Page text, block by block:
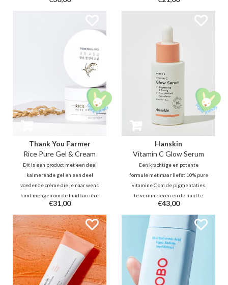
met 10% Hyaluron. De Hanskin
Breng het aan in laagjes als toner,
vochtbarrière te behouden. Met
rijst-PDRN, dubbel vitamine C en
PHA om fijne lijntjes op te vullen,
poriën te verfijnen en donkere
Thank You Farmer
Rice Pure Gel & Cream
Dit is een product met een deel
kalmerende gel en een deel
voedende crème die je naar wens
kunt mengen om de huidbarrière
op verschillende momenten te
hydrateren, te herstellen en te
verhelderen. Ook ideaal om te
delen met je partner ;).
€31,00
Hanskin
Vitamin C Glow Serum
Een krachtige en potente
formule met maar liefst 10% pure
vitamine C om de pigmentaties
te verminderen en de huid te
verhelderen voor een egale glow.
Gebruik dit lichtgewicht,
verfrissende serum dagelijks om
de huid teint en textuur te
verbeteren.
€43,00